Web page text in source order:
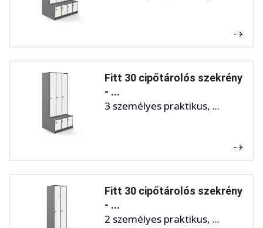
Fitt 30 cipőtárolós szekrény
- ...
3 személyes praktikus, ...
Fitt 30 cipőtárolós szekrény
- ...
2 személyes praktikus, ...